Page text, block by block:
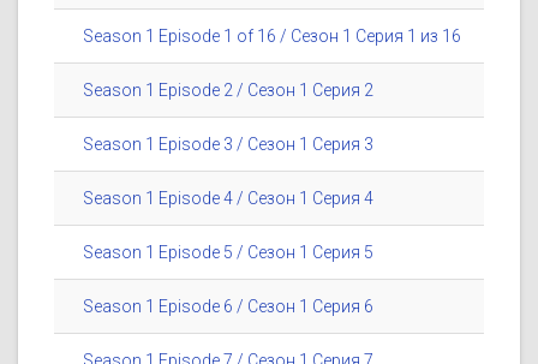
Season 1 Episode 1 of 16 / Сезон 1 Серия 1 из 16
Season 1 Episode 2 / Сезон 1 Серия 2
Season 1 Episode 3 / Сезон 1 Серия 3
Season 1 Episode 4 / Сезон 1 Серия 4
Season 1 Episode 5 / Сезон 1 Серия 5
Season 1 Episode 6 / Сезон 1 Серия 6